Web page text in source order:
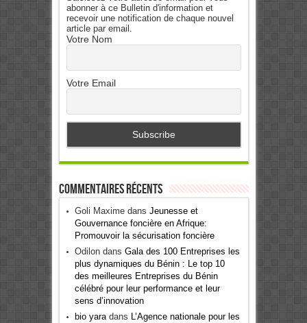
abonner à ce Bulletin d'information et
recevoir une notification de chaque nouvel
article par email.
Votre Nom
Votre Email
Commentaires récents
Goli Maximedans Jeunesse et
Gouvernance foncière en Afrique:
Promouvoir la sécurisation foncière
Odilondans Gala des 100 Entreprises les
plus dynamiques du Bénin : Le top 10
des meilleures Entreprises du Bénin
célébré pour leur performance et leur
sens d’innovation
bio yaradans L’Agence nationale pour les